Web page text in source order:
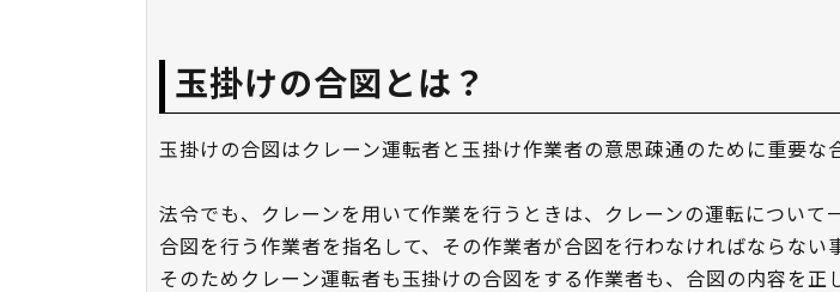
玉掛けの合図とは？
玉掛けの合図はクレーン運転者と玉掛け作業者の意思疎通のために重要な
法令でも、クレーンを用いて作業を行うときは、クレーンの運転について
合図を行う作業者を指名して、その作業者が合図を行わなければならない
そのためクレーン運転者も玉掛けの合図をする作業者も、合図の内容を正